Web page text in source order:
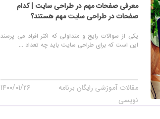
معرفی صفحات مهم در طراحی سایت | کدام
صفحات در طراحی سایت مهم هستند؟
یکی از سوالات رایج و متداولی که اکثر افراد می پرسند
این است که برای طراحی سایت باید چه تعداد ...
مقالات آموزشی رایگان برنامه
نویسی
۱۴۰۰/۰۱/۲۶